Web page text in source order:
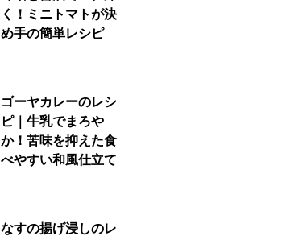
く！ミニトマトが決
め手の簡単レシピ
ゴーヤカレーのレシ
ピ｜牛乳でまろや
か！苦味を抑えた食
べやすい和風仕立て
なすの揚げ浸しのレ